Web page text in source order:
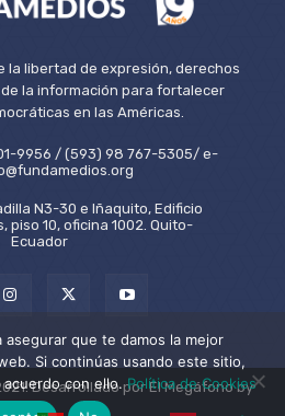
la libertad de expresión, derechos
la información para fortalecer
en las Américas.
9956 / (593) 98 767-5305/ e-
N3-30 e Iñaquito, Edificio
piso 10, oficina 1002. Quito-
Ecuador
Desarrollado por El Megáfono by
asegurar que te damos la mejor
Si continúas usando este sitio,
acuerdo con ello.Política de Cookies